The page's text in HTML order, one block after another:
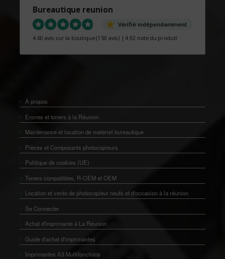
Bureautique reunion
Vérifié indépendamment
4.60 avis sur la boutique(150 avis) |4.92 note du produit
À propos
Encres et toners à la Réunion
Maintenance et location de matériel bureautique
Pièces et Composants photocopieurs
Politique de cookies (UE)
Toners compatibles, R-OEM et OEM
Location et vente de photocopieur neufs et d'occasion à la réunion
Se Connecter
Achat d'Imprimante à La Réunion
Guide d'achat d'imprimantes
Imprimantes A3 Multifonctions